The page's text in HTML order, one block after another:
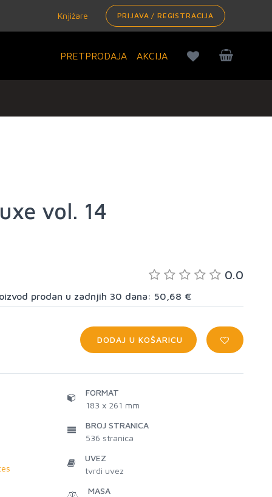
Knjižare PRIJAVA / REGISTRACIJA
PRETPRODAJA AKCIJA
vol. 14
0.0
prodan u zadnjih 30 dana: 50,68 €
DODAJ U KOŠARICU
FORMAT
183 x 261 mm
BROJ STRANICA
536 stranica
UVEZ
tvrdi uvez
MASA